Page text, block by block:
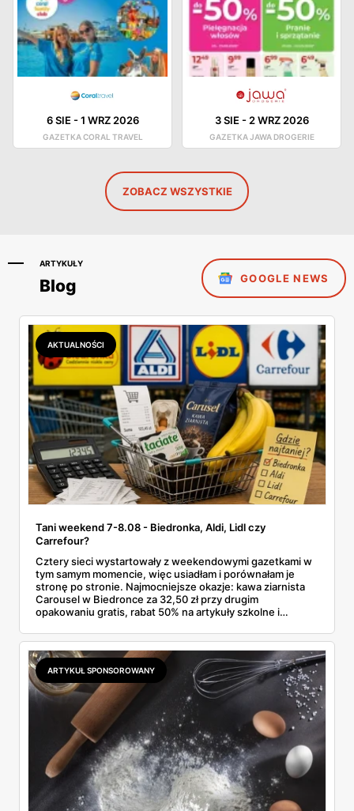
6 SIE-1 WRZ 2026
GAZETKA CORAL TRAVEL
3 SIE-2 WRZ 2026
GAZETKA JAWA DROGERIE
ZOBACZ WSZYSTKIE
ARTYKUŁY
Blog GOOGLE NEWS
AKTUALNOŚCI
Tani weekend 7-8.08 - Biedronka, Aldi, Lidl czy
Carrefour?
Cztery sieci wystartowały z weekendowymi gazetkami w
tym samym momencie, więc usiadłam i porównałam je
stronę po stronie. Najmocniejsze okazje: kawa ziarnista
Carousel w Biedronce za 32,50 zł przy drugim
opakowaniu gratis, rabat 50% na artykuły szkolne i
2,99 zł za kilogram, ale wyłącznie w sobotę z aplikacją. Aldi
odpowiada masłem za 2,99 zł. Werdykt w skrócie:
najwięcej wyciśniesz z Biedronki, po świeże warzywa jedź
do Aldi.
ARTYKUŁ SPONSOROWANY